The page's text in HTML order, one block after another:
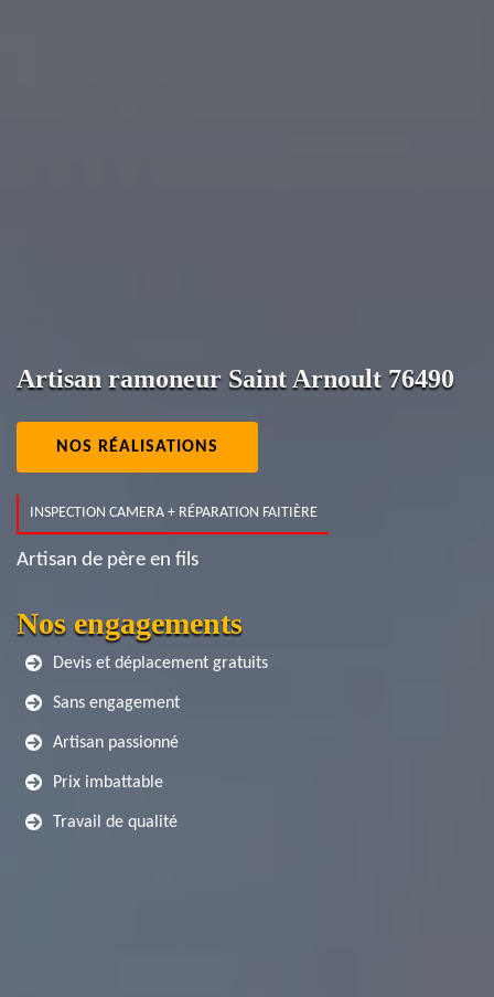
Artisan ramoneur Saint Arnoult 76490
NOS RÉALISATIONS
INSPECTION CAMERA + RÉPARATION FAITIÈRE
Artisan de père en fils
Nos engagements
Devis et déplacement gratuits
Sans engagement
Artisan passionné
Prix imbattable
Travail de qualité